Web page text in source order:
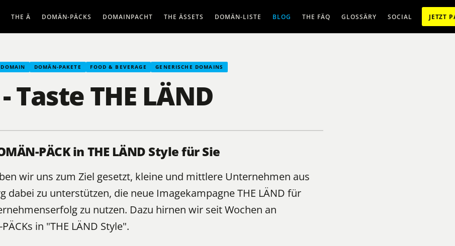
THE Ä DOMÄN-PÄCKS DOMAINPACHT THE ÄSSETS DOMÄN-LISTE BLOG THE FÄQ GLOSSÄRY SOCIAL JETZT
DOMÄN-PAKETE FOOD & BEVERAGE GENERISCHE DOMAINS
Taste THE LÄND
PÄCK in THE LÄND Style für Sie
wir uns zum Ziel gesetzt, kleine und mittlere Unternehmen aus
dabei zu unterstützen, die neue Imagekampagne THE LÄND für
zu nutzen. Dazu hirnen wir seit Wochen an
in "THE LÄND Style".